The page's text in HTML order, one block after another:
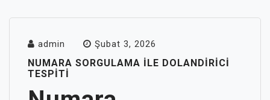
admin Şubat 3, 2026
NUMARA SORGULAMA İLE DOLANDIRICI
TESPITI